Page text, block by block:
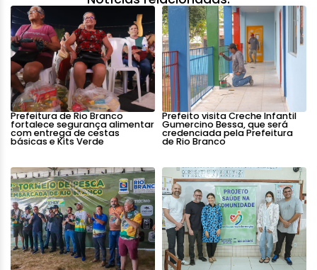
Prefeitura de Rio Branco
fortalece segurança alimentar
com entrega de cestas
básicas e Kits Verde
Prefeito visita Creche Infantil
Gumercino Bessa, que será
credenciada pela Prefeitura
de Rio Branco